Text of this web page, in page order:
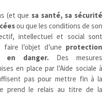
(et que sa santé, sa sécurité
ou que les conditions de son
intellectuel et social sont
l’objet d’une protection
en danger. Des mesures
en place par l’Aide sociale à
pas pour mettre fin à la
prend le relais au titre de la